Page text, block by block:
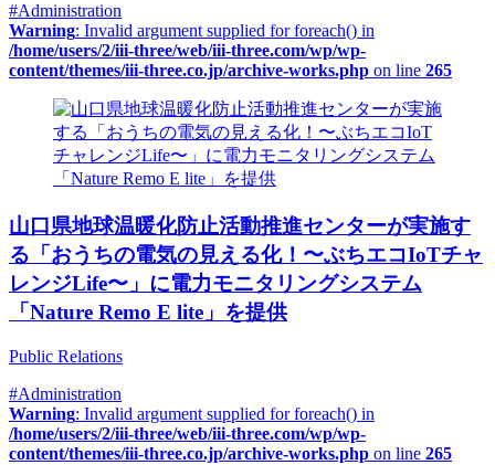
#Administration
Warning: Invalid argument supplied for foreach() in
/home/users/2/iii-three/web/iii-three.com/wp/wp-
content/themes/iii-three.co.jp/archive-works.php on line 265
山口県地球温暖化防止活動推進センターが実施す
る「おうちの電気の見える化！〜ぶちエコIoTチャ
レンジLife〜」に電力モニタリングシステム
「Nature Remo E lite」を提供
Public Relations
#Administration
Warning: Invalid argument supplied for foreach() in
/home/users/2/iii-three/web/iii-three.com/wp/wp-
content/themes/iii-three.co.jp/archive-works.php on line 265